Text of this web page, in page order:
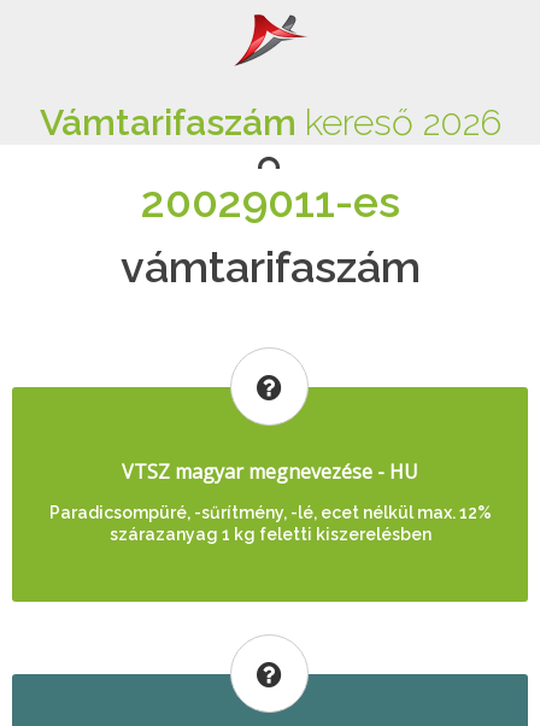
Vámtarifaszám kereső 2026
20029011-es
vámtarifaszám
VTSZ magyar megnevezése - HU
Paradicsompüré, -sűrítmény, -lé, ecet nélkül max. 12%
szárazanyag 1 kg feletti kiszerelésben